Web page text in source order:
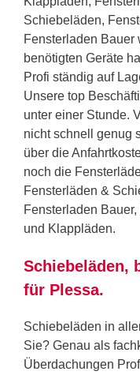
Schiebeläden,
Fensterladen
benötigten Geräte
Profi ständig auf
Unsere top
unter einer Stunde.
nicht schnell genug
über die
noch die
Fensterläden &
Fensterladen
und Klappläden.
Schiebeläden,
für Plessa.
Schiebeläden in
Sie? Genau als
Überdachungen